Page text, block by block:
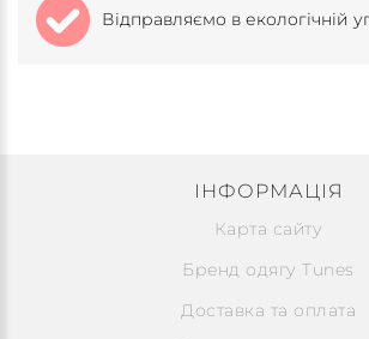
Відправляємо в екологічній
ІНФОРМАЦІЯ
Карта сайту
Бренд одягу Tunes
Доставка та оплата